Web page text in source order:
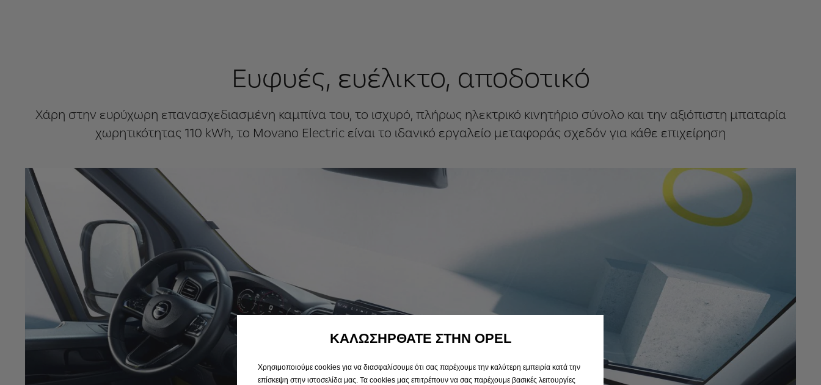
Ευφυές, ευέλικτο, αποδοτικό
Χάρη στην ευρύχωρη επανασχεδιασμένη καμπίνα του, το ισχυρό, πλήρως ηλεκτρικό κινητήριο σύνολο και την αξιόπιστη μπαταρία
χωρητικότητας 110 kWh, το Movano Electric είναι το ιδανικό εργαλείο μεταφοράς σχεδόν για κάθε επιχείρηση
ΚΑΛΩΣΗΡΘΑΤΕ ΣΤΗΝ OPEL
Χρησιμοποιούμε cookies για να διασφαλίσουμε ότι σας παρέχουμε την καλύτερη εμπειρία κατά την
επίσκεψη στην ιστοσελίδα μας. Τα cookies μας επιτρέπουν να σας παρέχουμε βασικές λειτουργίες